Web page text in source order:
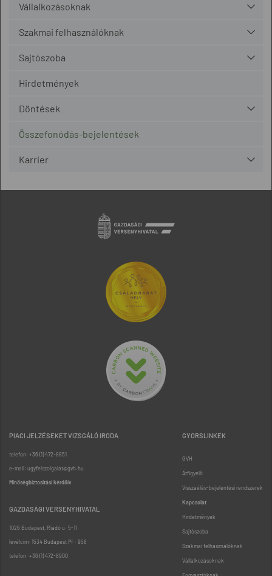
Vállalkozásoknak
Szakmai felhasználóknak
Sajtószoba
Hirdetmények
Döntések
Összefonódás-bejelentések
Karrier
PIACI JELZÉSEKET VIZSGÁLÓ IRODA
telefon: +36 (1) 472-8851
e-mail: ugyfelszolgalat@gvh.hu
Minőségbiztosítási kérdőív
GAZDASÁGI VERSENYHIVATAL
1026 Budapest, Riadó u. 5-11.
levélcím: 1534 Budapest Pf.: 958
telefon: +36 (1) 472-8900
GYORSLINKEK
GVH
Árfigyelő
Visszaélés-bejelentési rendszerek
Kapcsolat
Hirdetmények
Sajtószoba
Szakmai felhasználóknak
Vállalkozásoknak